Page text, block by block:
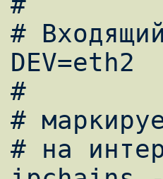
#
DEV=eth2
#
#
# на